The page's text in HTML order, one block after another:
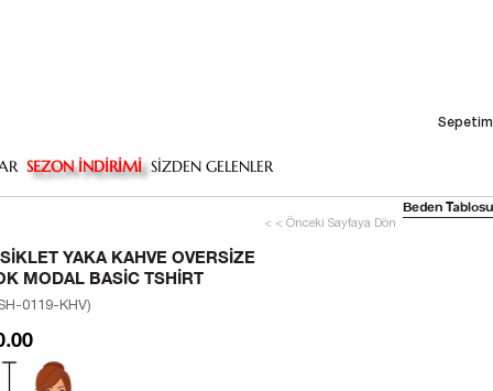
Sepetim
SEZON İNDİRİMİ SİZDEN GELENLER
< < Önceki Sayfaya Dön
YAKA KAHVE OVERSIZE
MODAL BASIC TSHIRT
0119-KHV)
Beden Tablosu